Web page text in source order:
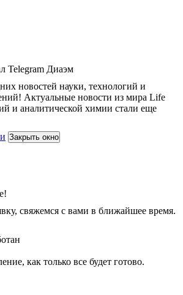
Telegram Диаэм
новостей науки, технологий и
Актуальные новости из мира Life
и аналитической химии стали еще
Закрыть окно
свяжемся с вами в ближайшее время.
как только все будет готово.